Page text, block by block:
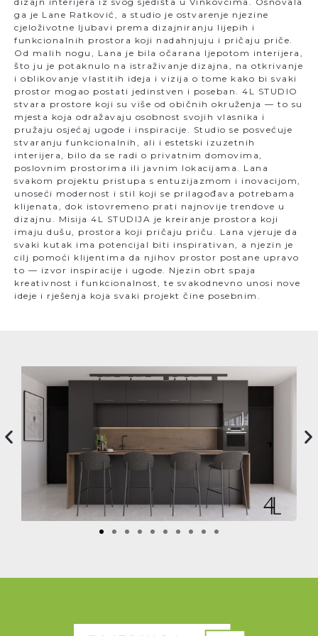
ga je Lane Ratković, a studio je ostvarenje njezine
cjeloživotne ljubavi prema dizajniranju lijepih i
funkcionalnih prostora koji nadahnjuju i pričaju priče.
Od malih nogu, Lana je bila očarana ljepotom interijera,
što ju je potaknulo na istraživanje dizajna, na otkrivanje
i oblikovanje vlastitih ideja i vizija o tome kako bi svaki
prostor mogao postati jedinstven i poseban. 4L STUDIO
stvara prostore koji su više od običnih okruženja — to su
mjesta koja odražavaju osobnost svojih vlasnika i
pružaju osjećaj ugode i inspiracije. Studio se posvećuje
stvaranju funkcionalnih, ali i estetski izuzetnih
interijera, bilo da se radi o privatnim domovima,
poslovnim prostorima ili javnim lokacijama. Lana
svakom projektu pristupa s entuzijazmom i inovacijom,
unoseći modernost i stil koji se prilagođava potrebama
klijenata, dok istovremeno prati najnovije trendove u
dizajnu. Misija 4L STUDIJA je kreiranje prostora koji
imaju dušu, prostora koji pričaju priču. Lana vjeruje da
svaki kutak ima potencijal biti inspirativan, a njezin je
cilj pomoći klijentima da njihov prostor postane upravo
to — izvor inspiracije i ugode. Njezin obrt spaja
kreativnost i funkcionalnost, te svakodnevno unosi nove
ideje i rješenja koja svaki projekt čine posebnim.